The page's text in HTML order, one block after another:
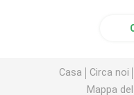
Casa Circa noi
Mappa